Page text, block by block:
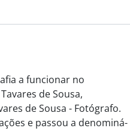
a funcionar no
de Sousa,
de Sousa - Fotógrafo.
e passou a denominá-